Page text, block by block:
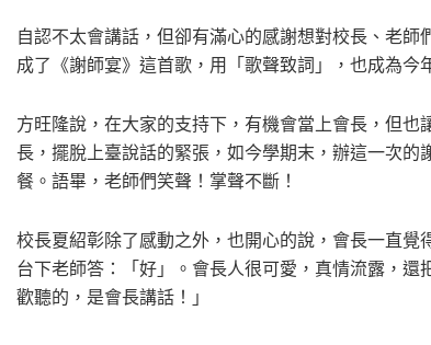
自認不太會講話，但卻有滿心的感謝想對校長、老
成了《謝師宴》這首歌，用「歌聲致詞」，也成為今
方旺隆說，在大家的支持下，有機會當上會長，但
長，擺脫上臺說話的緊張，如今學期末，辦這一次
餐。語畢，老師們笑聲！掌聲不斷！
校長夏紹彰除了感動之外，也開心的說，會長一直覺
台下老師答：「好」。會長人很可愛，真情流露，
歡聽的，是會長講話！」